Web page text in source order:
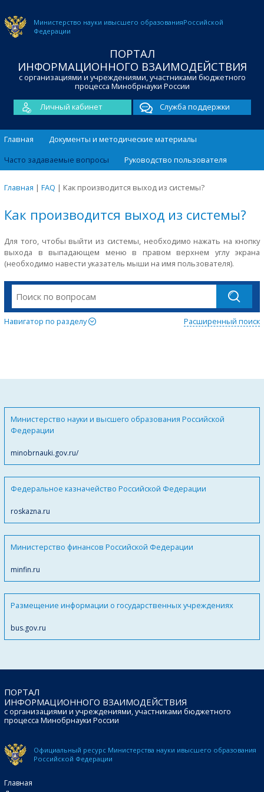
Министерство науки ивысшего образованияРоссийской
Федерации
ПОРТАЛ
ИНФОРМАЦИОННОГО ВЗАИМОДЕЙСТВИЯ
с организациями и учреждениями, участниками бюджетного
процесса Минобрнауки России
Личный кабинет
Служба поддержки
Главная
Документы и методические материалы
Часто задаваемые вопросы
Руководство пользователя
Главная | FAQ | Как производится выход из системы?
Как производится выход из системы?
Для того, чтобы выйти из системы, необходимо нажать на кнопку
выхода в выпадающем меню в правом верхнем углу экрана
(необходимо навести указатель мыши на имя пользователя).
Навигатор по разделу Расширенный поиск
Министерство науки и высшего образования Российской
Федерации
minobrnauki.gov.ru/
Федеральное казначейство Российской Федерации
roskazna.ru
Министерство финансов Российской Федерации
minfin.ru
Размещение информации о государственных учреждениях
bus.gov.ru
ПОРТАЛ
ИНФОРМАЦИОННОГО ВЗАИМОДЕЙСТВИЯ
с организациями и учреждениями, участниками бюджетного
процесса Минобрнауки России
Официальный ресурс Министерства науки ивысшего образования
Российской Федерации
Главная